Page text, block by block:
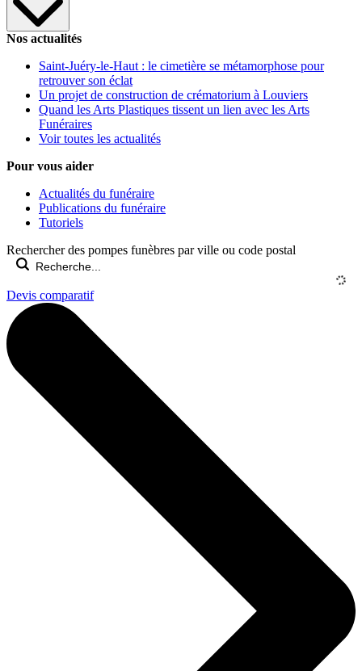
Nos actualités
Saint-Juéry-le-Haut : le cimetière se métamorphose pour
retrouver son éclat
Un projet de construction de crématorium à Louviers
Quand les Arts Plastiques tissent un lien avec les Arts
Funéraires
Voir toutes les actualités
Pour vous aider
Actualités du funéraire
Publications du funéraire
Tutoriels
Rechercher des pompes funèbres par ville ou code postal
Devis comparatif